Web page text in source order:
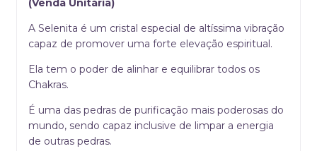
(Venda Unitária)
A Selenita é um cristal especial de altíssima vibração
capaz de promover uma forte elevação espiritual.
Ela tem o poder de alinhar e equilibrar todos os
Chakras.
É uma das pedras de purificação mais poderosas do
mundo, sendo capaz inclusive de limpar a energia
de outras pedras.